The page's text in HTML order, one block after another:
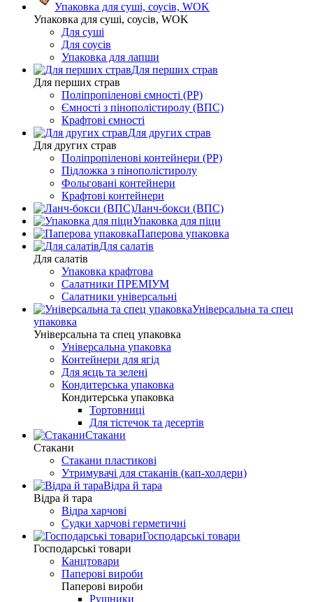
Упаковка для суші, соусів, WOK
Упаковка для суші, соусів, WOK
Для суші
Для соусів
Упаковка для лапши
Для перших страв
Для перших страв
Поліпропіленові ємності (PP)
Ємності з пінополістиролу (ВПС)
Крафтові ємності
Для других страв
Для других страв
Поліпропіленові контейнери (PP)
Підложка з пінополістиролу
Фольговані контейнери
Крафтові контейнери
Ланч-бокси (ВПС)
Упаковка для піци
Паперова упаковка
Для салатів
Для салатів
Упаковка крафтова
Салатники ПРЕМІУМ
Салатники універсальні
Універсальна та спец
упаковка
Універсальна та спец упаковка
Універсальна упаковка
Контейнери для ягід
Для яєць та зелені
Кондитерська упаковка
Кондитерська упаковка
Тортовниці
Для тістечок та десертів
Стакани
Стакани
Стакани пластикові
Утримувачі для стаканів (кап-холдери)
Відра й тара
Відра й тара
Відра харчові
Судки харчові герметичні
Господарські товари
Господарські товари
Канцтовари
Паперові вироби
Паперові вироби
Рушники